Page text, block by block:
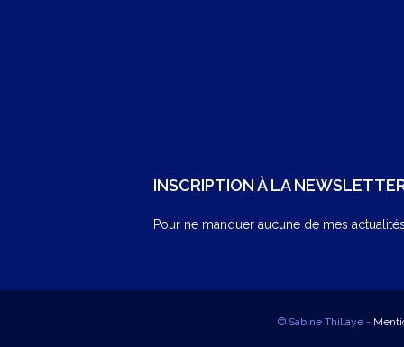
INSCRIPTION À LA
Pour ne manquer aucune de mes
© Sabine Thillaye -